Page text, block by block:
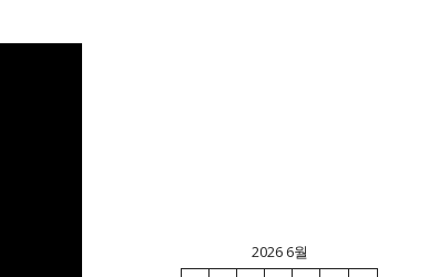
2026 6월